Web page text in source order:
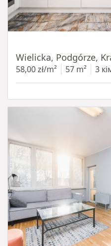
Wielicka, Podgórze,
58,00 zł/m² 57 m² 3